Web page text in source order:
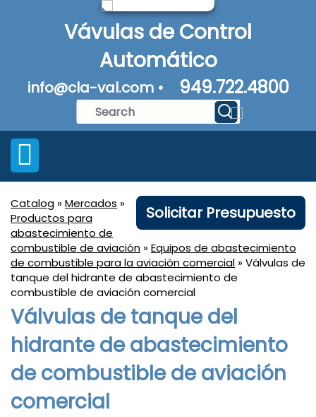
Vávulas de Control
Automático
info@cla-val.com • 949.722.4800
Solicitar Presupuesto
Catalog »Mercados »
Productos para
abastecimiento de
combustible de aviación »Equipos de abastecimiento
de combustible para la aviación comercial » Válvulas de
tanque del hidrante de abastecimiento de
combustible de aviación comercial
Válvulas de tanque del
hidrante de abastecimiento
de combustible de aviación
comercial